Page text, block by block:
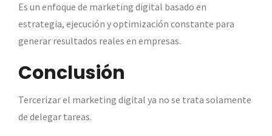
Es un enfoque de marketing digital basado en
estrategia, ejecución y optimización constante para
generar resultados reales en empresas.
Conclusión
Tercerizar el marketing digital ya no se trata solamente
de delegar tareas.